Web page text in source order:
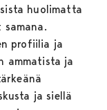
huolimatta
profiilia ja
ammatista ja
ja siellä